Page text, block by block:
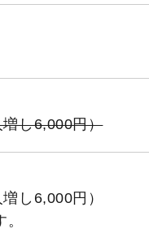
し6,000円）
し6,000円）